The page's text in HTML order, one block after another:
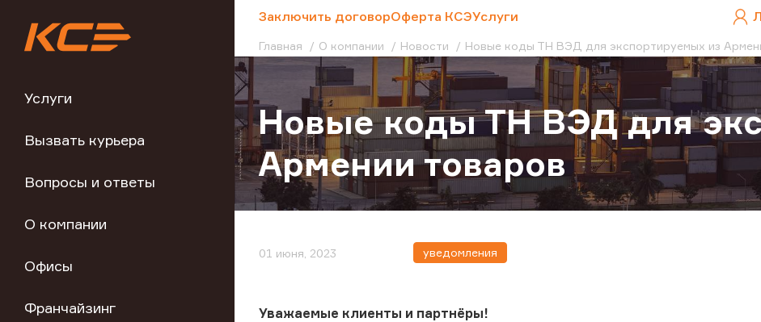
Услуги
Вызвать курьера
Вопросы и ответы
О компании
Офисы
Франчайзинг
Заключить договорОферта КСЭУслуги
Главная О компании Новости Новые коды ТН ВЭД для экспортируемых из
Новые коды ТН ВЭД для
Армении товаров
01 июня, 2023 уведомления
Уважаемые клиенты и партнёры!